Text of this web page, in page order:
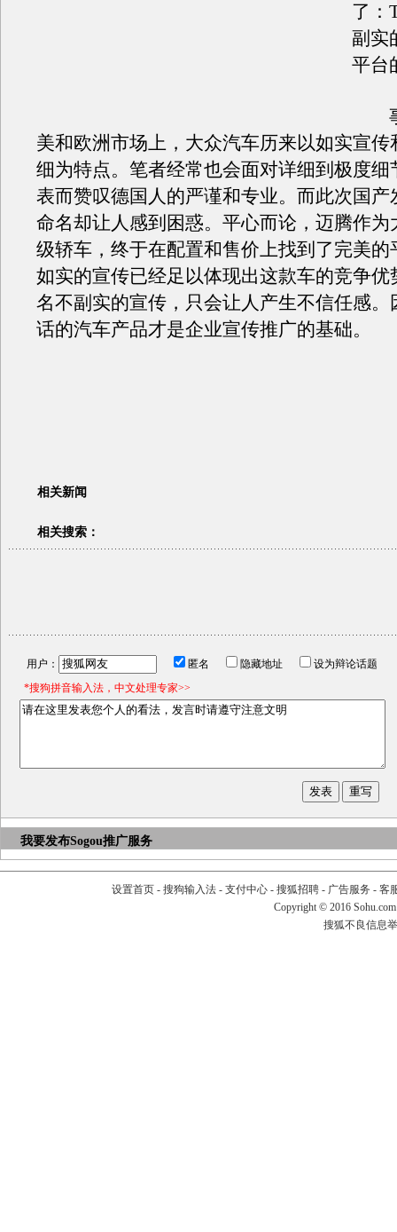
了：
副实
平台
事
美和欧洲市场上，大众汽车历来以如实宣传
细为特点。笔者经常也会面对详细到极度细
表而赞叹德国人的严谨和专业。而此次国产
命名却让人感到困惑。平心而论，迈腾作为
级轿车，终于在配置和售价上找到了完美的
如实的宣传已经足以体现出这款车的竞争优
名不副实的宣传，只会让人产生不信任感。
话的汽车产品才是企业宣传推广的基础。
相关新闻
相关搜索：
用户： 匿名 隐藏地址
设为辩论话题
*搜狗拼音输入法，中文处理专家>>
我要发布Sogou推广服务
设置首页- 搜狗输入法- 支付中心- 搜狐招聘- 广告服务 - 客
Copyright © 2016
搜狐不良信息